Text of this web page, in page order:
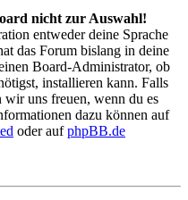
nicht zur Auswahl!
entweder deine Sprache
das Forum bislang in deine
Board-Administrator, ob
installieren kann. Falls
uns freuen, wenn du es
dazu können auf
oder aufphpBB.de